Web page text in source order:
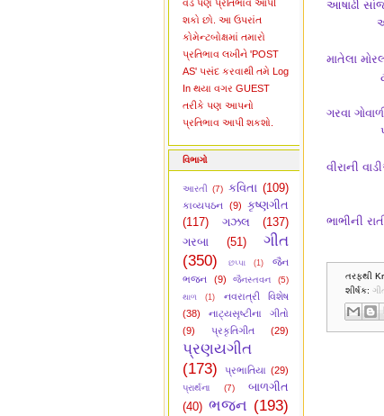
વડે પણ પ્રતિભાવ આપી
શકો છો. આ ઉપરાંત
કોમેન્ટબોક્ષમાં તમારો
પ્રતિભાવ લખીને 'POST
AS' પસંદ કરવાથી તમે Log
In થયા વગર GUEST
તરીકે પણ આપનો
પ્રતિભાવ આપી શકશો.
વિભાગો
આરતી (7) કવિતા (109)
કાવ્યપઠન (9) કૃષ્ણગીત
(117)
ગઝલ
(137)
ગરબા
(51)
ગીત
(350)
છપ્પા (1)
જૈન
ભજન
(9) જૈનસ્તવન (5)
થાળ (1)
નવરાત્રી વિશેષ
(38)
નાટ્યસૃષ્ટીના ગીતો
(9)
પ્રકૃતિગીત (29)
પ્રણયગીત
(173)
પ્રભાતિયા (29)
પ્રાર્થના (7)
બાળગીત
(40) ભજન (193)
આષાઢી
અંબર
માતેલા
ટૌ'કા
ગરવા
પાવા
વીરાની
અમૃત
ભાભીની
ચુંદડી
તરફથી
શીર્ષક: